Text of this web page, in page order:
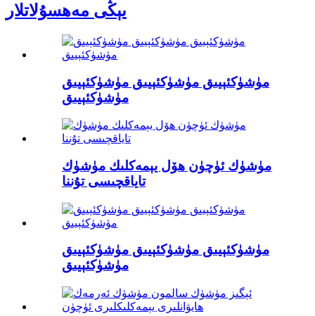
يېڭى مەھسۇلاتلار
مۈشۈكئېيىق مۈشۈكئېيىق مۈشۈكئېيىق
مۈشۈكئېيىق
مۈشۈك ئۈچۈن ھۆل يېمەكلىك مۈشۈك
تاياقچىسى تۇننا
مۈشۈكئېيىق مۈشۈكئېيىق مۈشۈكئېيىق
مۈشۈكئېيىق